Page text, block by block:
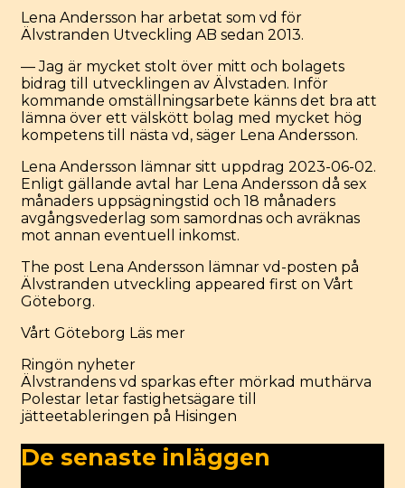
Lena Andersson har arbetat som vd för
Älvstranden Utveckling AB sedan 2013.
— Jag är mycket stolt över mitt och bolagets
bidrag till utvecklingen av Älvstaden. Inför
kommande omställningsarbete känns det bra att
lämna över ett välskött bolag med mycket hög
kompetens till nästa vd, säger Lena Andersson.
Lena Andersson lämnar sitt uppdrag 2023-06-02.
Enligt gällande avtal har Lena Andersson då sex
månaders uppsägningstid och 18 månaders
avgångsvederlag som samordnas och avräknas
mot annan eventuell inkomst.
The post Lena Andersson lämnar vd-posten på
Älvstranden utveckling appeared first on Vårt
Göteborg.
Vårt Göteborg Läs mer
Categories
Ringön nyheter
Post
navigation
Älvstrandens vd sparkas efter mörkad muthärva
Polestar letar fastighetsägare till
jätteetableringen på Hisingen
De senaste inläggen